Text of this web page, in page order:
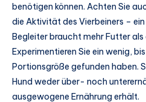
benötigen können. Achten Sie
die Aktivität des Vierbeiners –
Begleiter braucht mehr Futter als
Experimentieren Sie ein wenig,
Portionsgröße gefunden haben.
Hund weder über- noch
ausgewogene Ernährung erhält.